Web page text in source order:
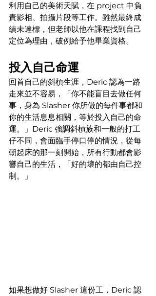
利用自己的美術天賦，在 project 中負
責影相、拍攝片段等工作。雖然最終成
績未達標，但老師以他在課程找到自己
定位為理由，破例給予他畢業資格。
投入自己命運
回首自己的斜槓生涯，Deric 認為一路
走來並不容易，「你不能盲目去做任何
事，身為 Slasher 你所做的每件事都和
你的生活息息相關，等於投入自己的命
運。」Deric 強調斜槓族和一般的打工
仔不同，會面臨手停口停的情況，從每
朝起床的那一刻開始，所有行動都會影
響自己的生活，「好的壞的都由自己控
制。」
如果想做好 Slasher 這份工，Deric 認